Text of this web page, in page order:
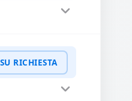
SU RICHIESTA